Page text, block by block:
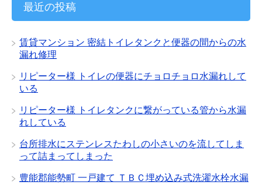
ブ
最近の投稿
賃貸マンション 密結トイレタンクと便器の間からの水
漏れ修理
リピーター様 トイレの便器にチョロチョロ水漏れして
いる
リピーター様 トイレタンクに繋がっている管から水漏
れしている
台所排水にステンレスたわしの小さいのを流してしま
って詰まってしまった
豊能郡能勢町 一戸建て ＴＢＣ埋め込み式洗濯水栓水漏